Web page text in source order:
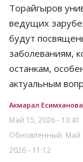
Торайгыров
ведущих
будут
заболеваниям,
останкам,
актуальным
Акмарал Есимханова
Май 15, 2026 - 13:41
Обновленный: Май
2026 - 11:12